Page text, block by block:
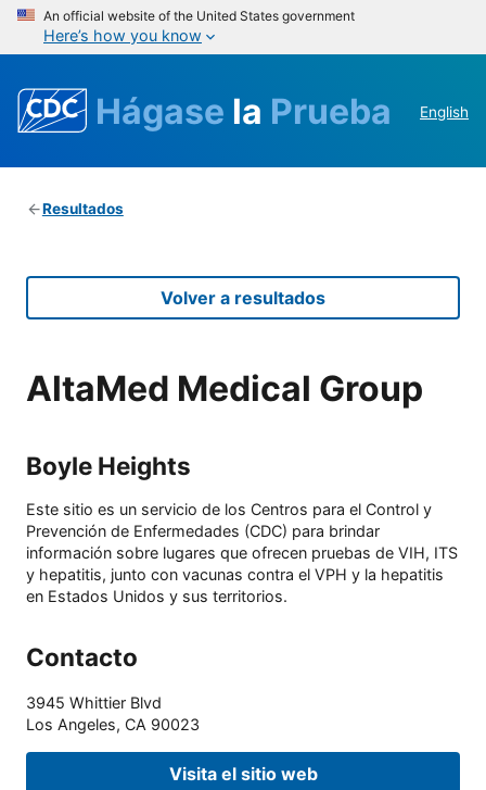
An official website of the United States government
Here’s how you know
Hágase la Prueba English
Resultados
Volver a resultados
AltaMed Medical Group
Boyle Heights
Este sitio es un servicio de los Centros para el Control y
Prevención de Enfermedades (CDC) para brindar
información sobre lugares que ofrecen pruebas de VIH, ITS
y hepatitis, junto con vacunas contra el VPH y la hepatitis
en Estados Unidos y sus territorios.
Contacto
3945 Whittier Blvd
Los Angeles, CA 90023
Visita el sitio web